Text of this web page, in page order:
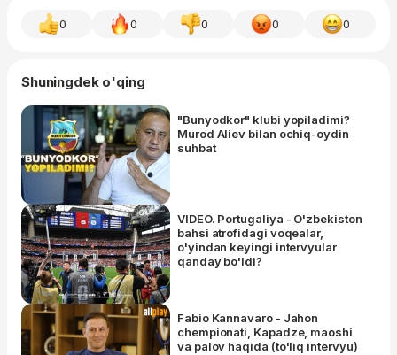
0 0 0 0 0
Shuningdek o'qing
"Bunyodkor" klubi yopiladimi?
Murod Aliev bilan ochiq-oydin
suhbat
VIDEO. Portugaliya - O'zbekiston
bahsi atrofidagi voqealar,
o'yindan keyingi intervyular
qanday bo'ldi?
Fabio Kannavaro - Jahon
chempionati, Kapadze, maoshi
va palov haqida (to'liq intervyu)